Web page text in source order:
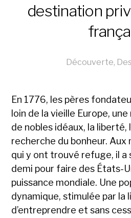
destination
Découverte,
En 1776, les pères
loin de la vieille Europe,
de nobles idéaux, la
recherche du bonheur. Aux
qui y ont trouvé refuge, il a
demi pour faire des États-
puissance mondiale. Une
dynamique, stimulée par la
d’entreprendre et sans